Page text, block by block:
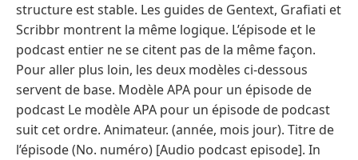
structure est stable. Les guides de Gentext, Grafiati et
Scribbr montrent la même logique. L’épisode et le
podcast entier ne se citent pas de la même façon.
Pour aller plus loin, les deux modèles ci-dessous
servent de base. Modèle APA pour un épisode de
podcast Le modèle APA pour un épisode de podcast
suit cet ordre. Animateur. (année, mois jour). Titre de
l’épisode (No. numéro) [Audio podcast episode]. In